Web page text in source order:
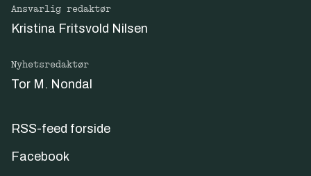
Ansvarlig redaktør
Kristina Fritsvold Nilsen
Nyhetsredaktør
Tor M. Nondal
RSS-feed forside
Facebook